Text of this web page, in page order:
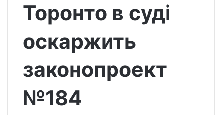
Торонто в суді
оскаржить
законопроект
№184